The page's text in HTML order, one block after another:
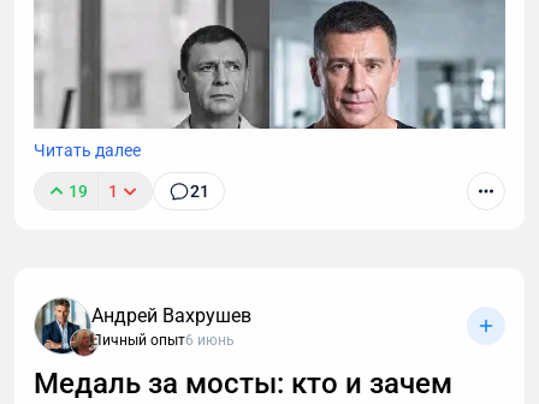
Читать далее
19 1 21
Андрей Вахрушев
Личный опыт6 июнь
Медаль за мосты: кто и зачем